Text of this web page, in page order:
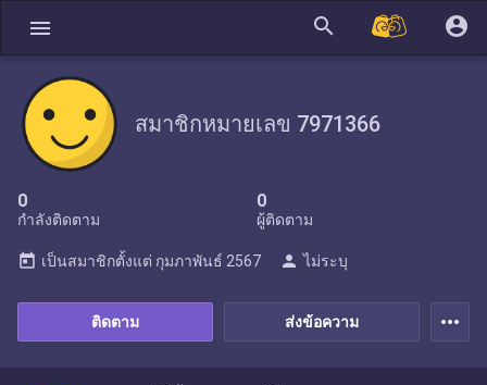
menu search account_circle
สมาชิกหมายเลข 7971366
0
กำลังติดตาม
0
ผู้ติดตาม
ส่งข้อความ
ติดตาม
today เป็นสมาชิกตั้งแต่ กุมภาพันธ์ 2567 person ไม่ระบุ
more_horiz